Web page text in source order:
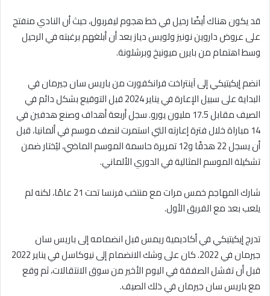
قد يكون هناك أيضًا رحيل في خط هجوم ليفربول، حيث أن النادي منفتح
على عروض داروين نونيز ولويس دياز بعد أن أبلغهم برغبته في الرحيل
وسط اهتمام من بايرن ميونيخ وبرشلونة.
انضم إيكيتيكي إلى آينتراخت فرانكفورت من باريس سان جيرمان في
البداية على سبيل الإعارة في يناير 2024 قبل التوقيع بشكل دائم في
الصيف مقابل 17.5 مليون يورو. سجل أربعة أهداف وصنع هدفين في
14 مباراة خلال فترة إعارته التي استمرت لنصف موسم في ألمانيا، قبل
أن يسجل 22 هدفًا و12 تمريرة حاسمة الموسم الماضي، ليُختار ضمن
تشكيلة الموسم المثالية في الدوري الألماني.
شارك المهاجم خمس مرات مع منتخب فرنسا تحت 21 عامًا، لكنه لم
يلعب بعد مع الفريق الأول.
تدرج إيكيتيكي في أكاديمية ريمس قبل انضمامه إلى باريس سان
جيرمان في 2022. كان على وشك الانضمام إلى نيوكاسل في يناير 2022
قبل أن تفشل الصفقة في اليوم الأخير من سوق الانتقالات، ثم وقع
مع باريس سان جيرمان في ذلك الصيف.